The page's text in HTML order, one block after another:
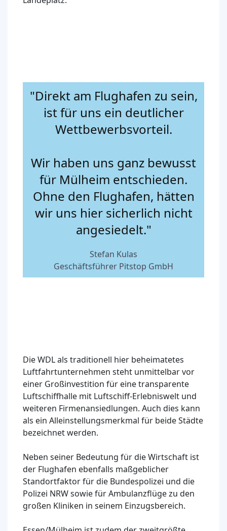
"Direkt am Flughafen zu sein,
ist für uns ein deutlicher
Wettbewerbsvorteil.
Wir haben uns ganz bewusst
für Mülheim entschieden.
Ohne den Flughafen, hätten
wir uns hier sicherlich nicht
angesiedelt."
Stefan Kulas
Geschäftsführer Pitstop GmbH
Die WDL als traditionell hier beheimatetes
Luftfahrtunternehmen steht unmittelbar vor
einer Großinvestition für eine transparente
Luftschiffhalle mit Luftschiff-Erlebniswelt und
weiteren Firmenansiedlungen. Auch dies kann
als ein Alleinstellungsmerkmal für beide Städte
bezeichnet werden.
Neben seiner Bedeutung für die Wirtschaft ist
der Flughafen ebenfalls maßgeblicher
Standortfaktor für die Bundespolizei und die
Polizei NRW sowie für Ambulanzflüge zu den
großen Kliniken in seinem Einzugsbereich.